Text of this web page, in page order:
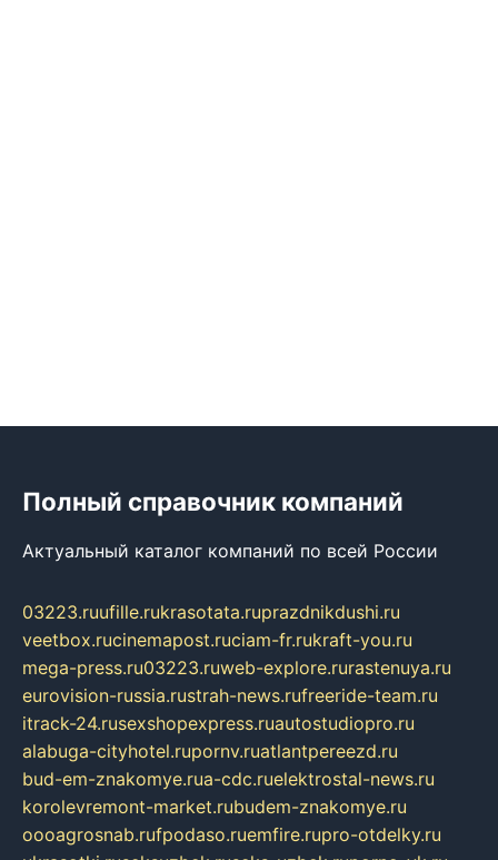
Полный справочник компаний
Актуальный каталог компаний по всей России
03223.ruufille.rukrasotata.ruprazdnikdushi.ru
veetbox.rucinemapost.ruciam-fr.rukraft-you.ru
mega-press.ru03223.ruweb-explore.rurastenuya.ru
eurovision-russia.rustrah-news.rufreeride-team.ru
itrack-24.rusexshopexpress.ruautostudiopro.ru
alabuga-cityhotel.rupornv.ruatlantpereezd.ru
bud-em-znakomye.rua-cdc.ruelektrostal-news.ru
korolevremont-market.rubudem-znakomye.ru
oooagrosnab.rufpodaso.ruemfire.rupro-otdelky.ru